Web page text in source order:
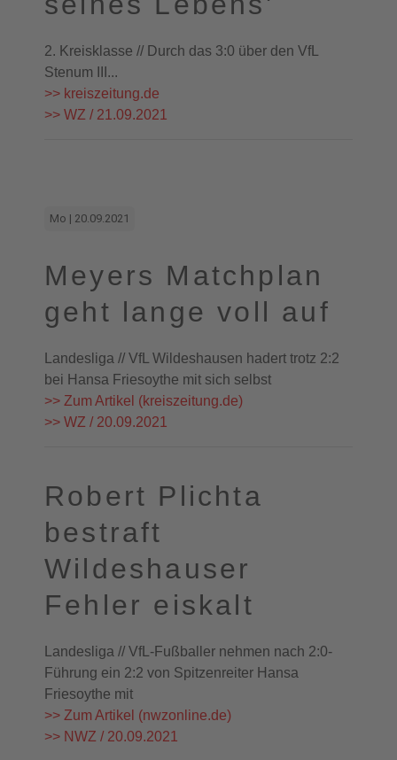
2. Kreisklasse // Durch das 3:0 über den VfL
Stenum III...
>> kreiszeitung.de
>> WZ / 21.09.2021
Mo | 20.09.2021
Meyers Matchplan
geht lange voll auf
Landesliga // VfL Wildeshausen hadert trotz 2:2
bei Hansa Friesoythe mit sich selbst
>> Zum Artikel (kreiszeitung.de)
>> WZ / 20.09.2021
Robert Plichta
bestraft
Wildeshauser
Fehler eiskalt
Landesliga // VfL-Fußballer nehmen nach 2:0-
Führung ein 2:2 von Spitzenreiter Hansa
Friesoythe mit
>> Zum Artikel (nwzonline.de)
>> NWZ / 20.09.2021